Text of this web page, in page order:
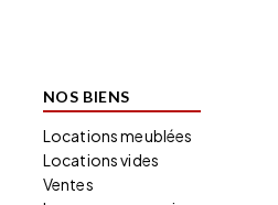
NOS BIENS
Locations meublées
Locations vides
Ventes